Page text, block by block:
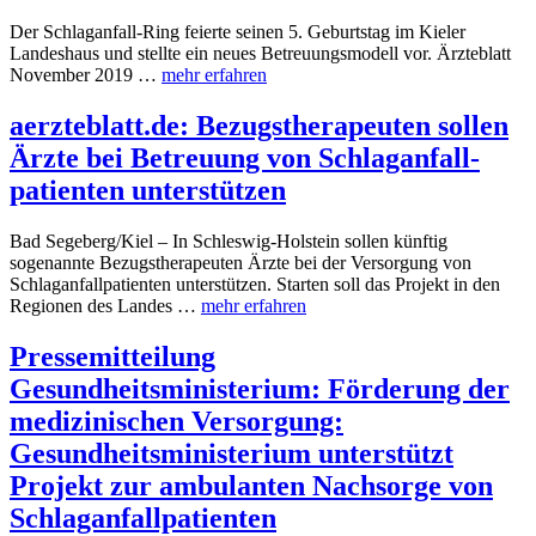
Der Schlaganfall-Ring feierte seinen 5. Geburtstag im Kieler
Landeshaus und stellte ein neues Betreuungsmodell vor. Ärzteblatt
November 2019 … mehr erfahren
aerzteblatt.de: Bezugstherapeuten sollen
Ärzte bei Betreuung von Schlaganfall­
patienten unterstützen
Bad Segeberg/Kiel – In Schleswig-Holstein sollen künftig
sogenannte Bezugstherapeuten Ärzte bei der Versorgung von
Schlaganfallpatienten unterstützen. Starten soll das Projekt in den
Regionen des Landes … mehr erfahren
Pressemitteilung
Gesundheitsministerium: Förderung der
medizinischen Versorgung:
Gesundheitsministerium unterstützt
Projekt zur ambulanten Nachsorge von
Schlaganfallpatienten